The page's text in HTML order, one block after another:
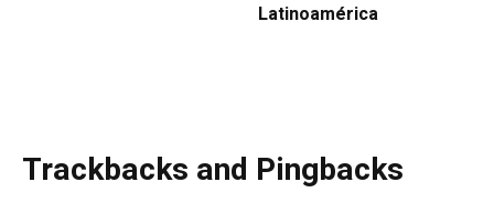
Latinoamérica
Trackbacks and Pingbacks